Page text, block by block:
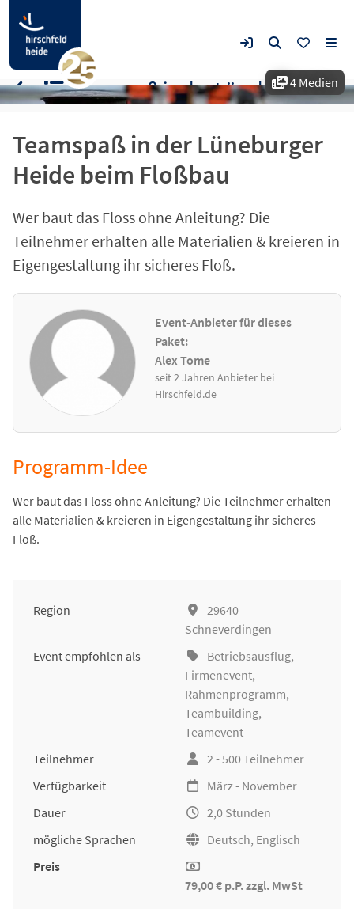
4 Medien
Teamspaß in der Lüneburger
Heide beim Floßbau
Wer baut das Floss ohne Anleitung? Die
Teilnehmer erhalten alle Materialien & kreieren in
Eigengestaltung ihr sicheres Floß.
Event-Anbieter für dieses
Paket:
Alex Tome
seit 2 Jahren Anbieter bei
Hirschfeld.de
Teamspaß in der Lüneburger Heide beim Floßbau
Programm-Idee
Wer baut das Floss ohne Anleitung? Die Teilnehmer erhalten
alle Materialien & kreieren in Eigengestaltung ihr sicheres
Floß.
Region
29640
Schneverdingen
Event empfohlen als
Betriebsausflug,
Firmenevent,
Rahmenprogramm,
Teambuilding,
Teamevent
Teilnehmer
2 - 500 Teilnehmer
Verfügbarkeit
März - November
Dauer
2,0 Stunden
mögliche Sprachen
Deutsch, Englisch
Preis
79,00 € p.P. zzgl. MwSt